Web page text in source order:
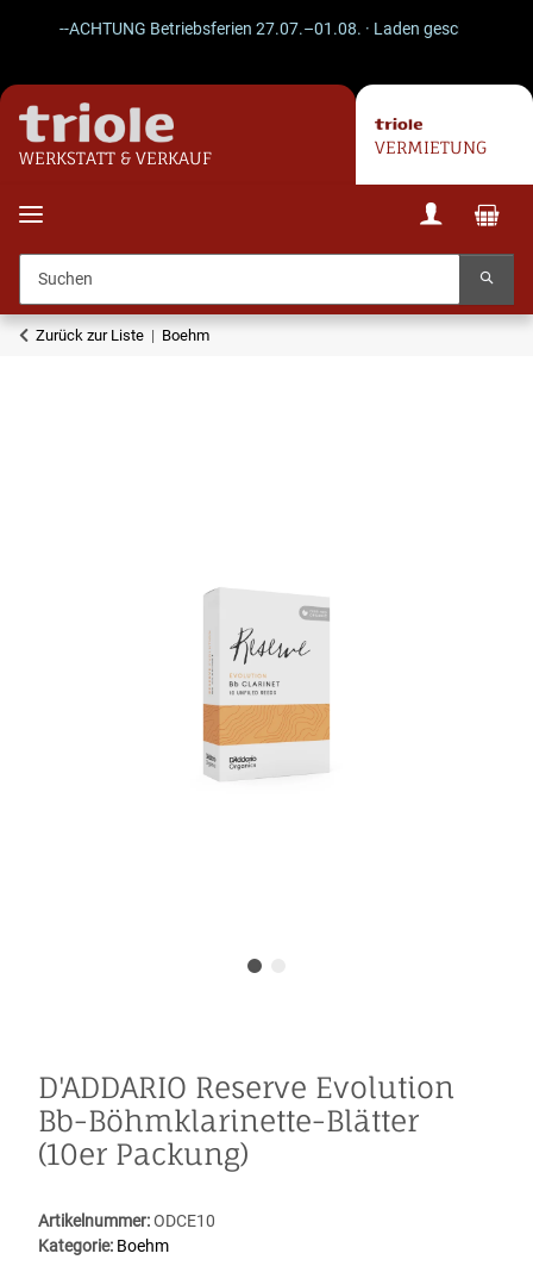
--ACHTUNG Betriebsferien 27.07.–01.08. · Laden geschlossen ·
WERKSTATT & VERKAUF
VERMIETUNG
Zurück zur Liste Boehm
D'ADDARIO Reserve Evolution
Bb-Böhmklarinette-Blätter
(10er Packung)
Artikelnummer:ODCE10
Kategorie: Boehm